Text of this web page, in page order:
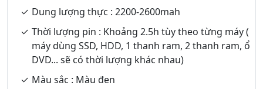
Dung lượng thực : 2200-2600mah
Thời lượng pin : Khoảng 2.5h tùy theo từng máy (
máy dùng SSD, HDD, 1 thanh ram, 2 thanh ram, ổ
DVD... sẽ có thời lượng khác nhau)
Màu sắc : Màu đen